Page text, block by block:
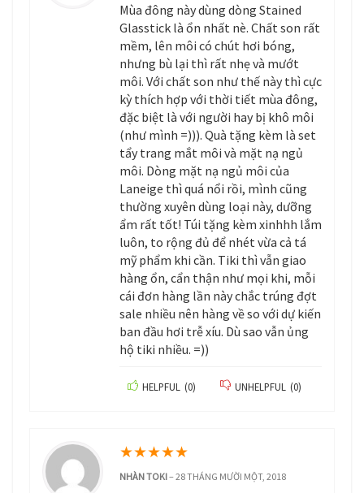
Mùa đông này dùng dòng Stained
Glasstick là ổn nhất nè. Chất son rất
mềm, lên môi có chút hơi bóng,
nhưng bù lại thì rất nhẹ và mướt
môi. Với chất son như thế này thì cực
kỳ thích hợp với thời tiết mùa đông,
đặc biệt là với người hay bị khô môi
(như mình =))). Quà tặng kèm là set
tẩy trang mắt môi và mặt nạ ngủ
môi. Dòng mặt nạ ngủ môi của
Laneige thì quá nổi rồi, mình cũng
thường xuyên dùng loại này, dưỡng
ẩm rất tốt! Túi tặng kèm xinhhh lắm
luôn, to rộng đủ để nhét vừa cả tá
mỹ phẩm khi cần. Tiki thì vẫn giao
hàng ổn, cẩn thận như mọi khi, mỗi
cái đơn hàng lần này chắc trúng đợt
sale nhiều nên hàng về so với dự kiến
ban đầu hơi trễ xíu. Dù sao vẫn ủng
hộ tiki nhiều. =))
HELPFUL (0) UNHELPFUL (0)
★★★★★
NHÀN TOKI–28 THÁNG MƯỜI MỘT, 2018